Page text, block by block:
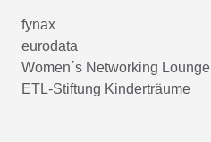
fynax
eurodata
Women´s Networking Lounge
ETL-Stiftung Kinderträume